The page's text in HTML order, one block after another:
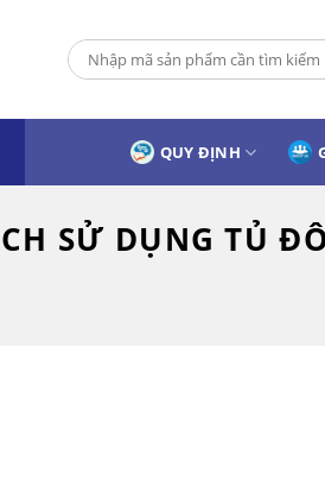
Tìm
kiếm:
QUY ĐỊNH
SỬ DỤNG TỦ